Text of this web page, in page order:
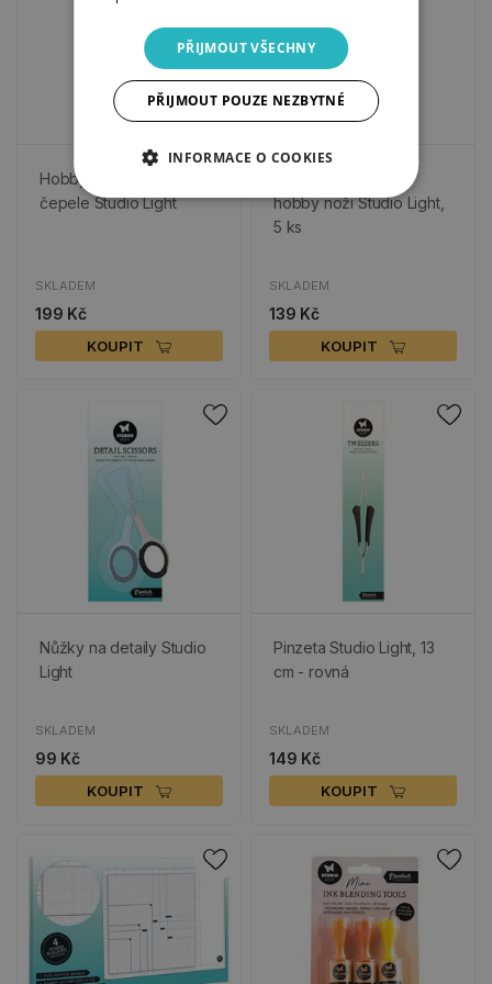
Hobby nůž a náhradní
čepele Studio Light
SKLADEM
199 Kč
KOUPIT
hobby noži Studio Light,
5 ks
SKLADEM
139 Kč
KOUPIT
Nůžky na detaily Studio
Light
SKLADEM
99 Kč
KOUPIT
Pinzeta Studio Light, 13
cm - rovná
SKLADEM
149 Kč
KOUPIT
PŘIJMOUT VŠECHNY
PŘIJMOUT POUZE NEZBYTNÉ
INFORMACE O COOKIES